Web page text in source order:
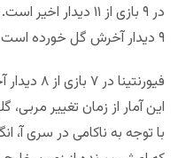
۹ دیدار آخرش گل خورده است.
با توجه به ناکامی در سری آ،